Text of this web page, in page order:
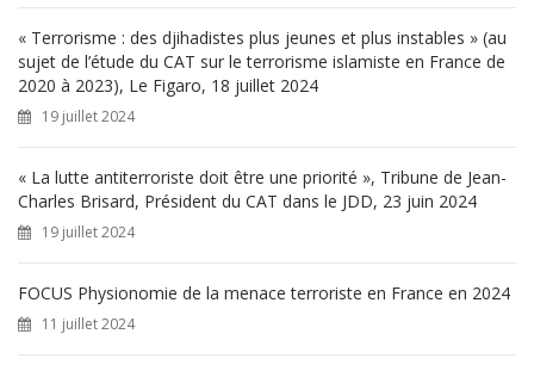
« Terrorisme : des djihadistes plus jeunes et plus instables » (au
sujet de l’étude du CAT sur le terrorisme islamiste en France de
2020 à 2023), Le Figaro, 18 juillet 2024
19 juillet 2024
« La lutte antiterroriste doit être une priorité », Tribune de Jean-
Charles Brisard, Président du CAT dans le JDD, 23 juin 2024
19 juillet 2024
FOCUS Physionomie de la menace terroriste en France en 2024
11 juillet 2024